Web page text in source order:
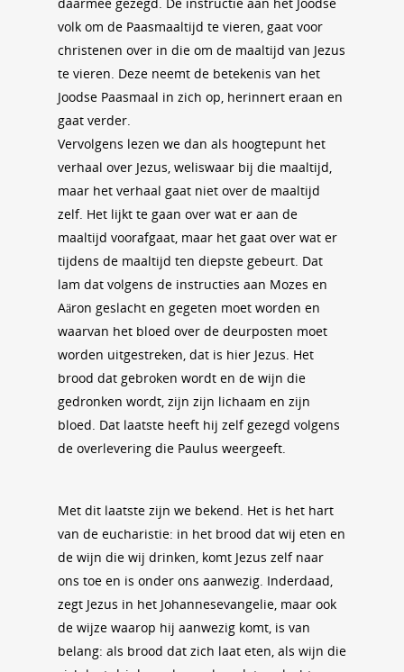
volk om de Paasmaaltijd te vieren, gaat voor
christenen over in die om de maaltijd van Jezus
te vieren. Deze neemt de betekenis van het
Joodse Paasmaal in zich op, herinnert eraan en
gaat verder.
Vervolgens lezen we dan als hoogtepunt het
verhaal over Jezus, weliswaar bij die maaltijd,
maar het verhaal gaat niet over de maaltijd
zelf. Het lijkt te gaan over wat er aan de
maaltijd voorafgaat, maar het gaat over wat er
tijdens de maaltijd ten diepste gebeurt. Dat
lam dat volgens de instructies aan Mozes en
Aäron geslacht en gegeten moet worden en
waarvan het bloed over de deurposten moet
worden uitgestreken, dat is hier Jezus. Het
brood dat gebroken wordt en de wijn die
gedronken wordt, zijn zijn lichaam en zijn
bloed. Dat laatste heeft hij zelf gezegd volgens
de overlevering die Paulus weergeeft.
Met dit laatste zijn we bekend. Het is het hart
van de eucharistie: in het brood dat wij eten en
de wijn die wij drinken, komt Jezus zelf naar
ons toe en is onder ons aanwezig. Inderdaad,
zegt Jezus in het Johannesevangelie, maar ook
de wijze waarop hij aanwezig komt, is van
belang: als brood dat zich laat eten, als wijn die